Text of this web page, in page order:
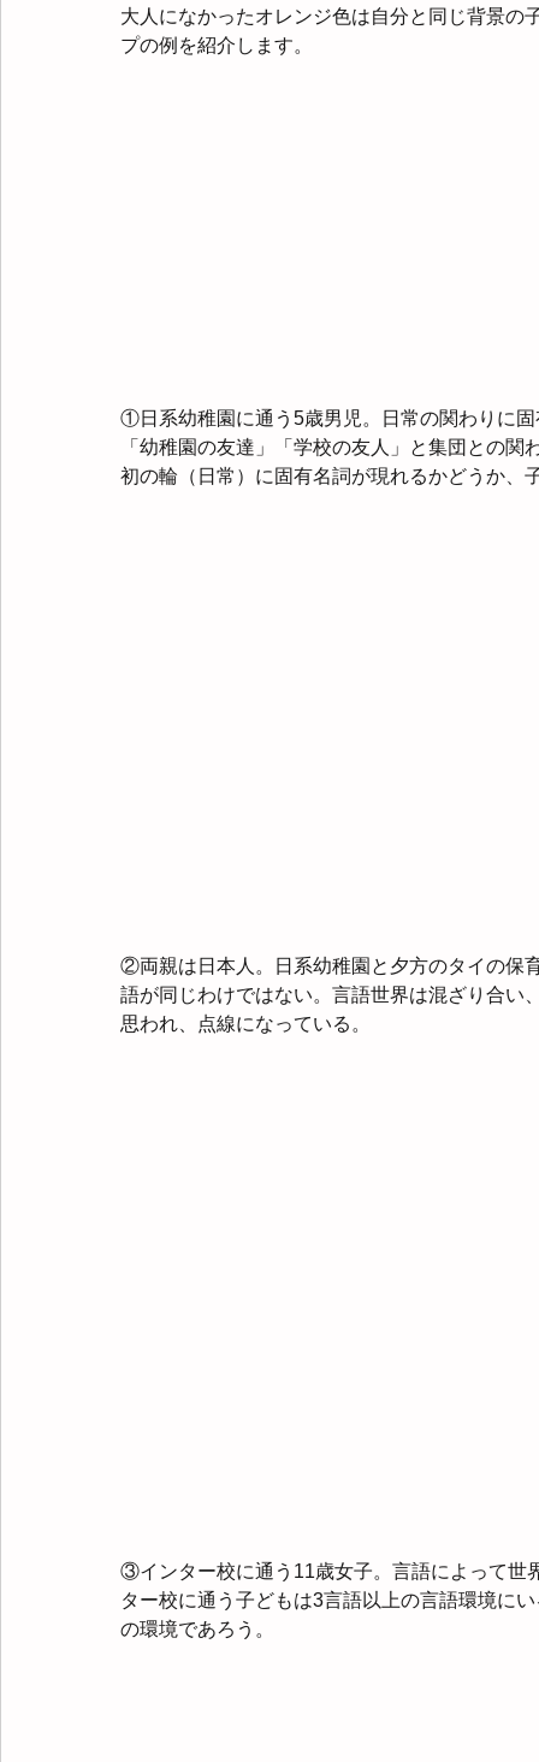
大人になかったオレンジ色は自分と同じ背景の
プの例を紹介します。
①日系幼稚園に通う5歳男児。日常の関わりに
「幼稚園の友達」「学校の友人」と集団との
初の輪（日常）に固有名詞が現れるかどうか、
②両親は日本人。日系幼稚園と夕方のタイの保
語が同じわけではない。言語世界は混ざり合い
思われ、点線になっている。
③インター校に通う11歳女子。言語によって世
ター校に通う子どもは3言語以上の言語環境に
の環境であろう。